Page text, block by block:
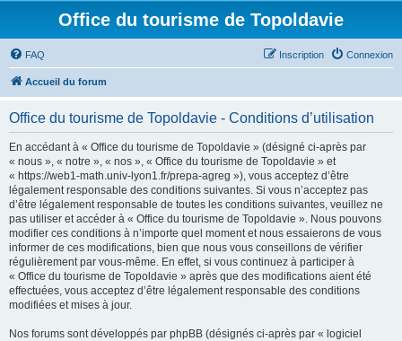
Office du tourisme de Topoldavie
FAQ Connexion
Inscription
Accueil du forum
Office du tourisme de Topoldavie - Conditions d’utilisation
En accédant à « Office du tourisme de Topoldavie » (désigné ci-après par
« nous », « notre », « nos », « Office du tourisme de Topoldavie » et
« https://web1-math.univ-lyon1.fr/prepa-agreg »), vous acceptez d’être
légalement responsable des conditions suivantes. Si vous n’acceptez pas
d’être légalement responsable de toutes les conditions suivantes, veuillez ne
pas utiliser et accéder à « Office du tourisme de Topoldavie ». Nous pouvons
modifier ces conditions à n’importe quel moment et nous essaierons de vous
informer de ces modifications, bien que nous vous conseillons de vérifier
régulièrement par vous-même. En effet, si vous continuez à participer à
« Office du tourisme de Topoldavie » après que des modifications aient été
effectuées, vous acceptez d’être légalement responsable des conditions
modifiées et mises à jour.
Nos forums sont développés par phpBB (désignés ci-après par « logiciel